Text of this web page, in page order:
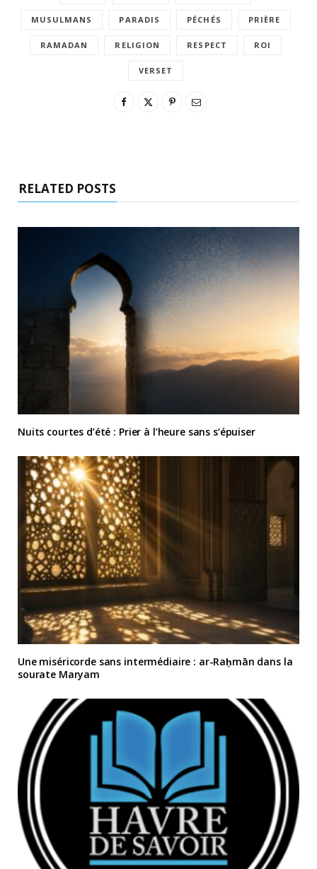
MUSULMANS PARADIS PÉCHÉS PRIÈRE
RAMADAN RELIGION RESPECT ROI
VERSET
RELATED POSTS
Nuits courtes d’été : Prier à l’heure sans s’épuiser
Une miséricorde sans intermédiaire : ar-Raḥmān dans la
sourate Maryam